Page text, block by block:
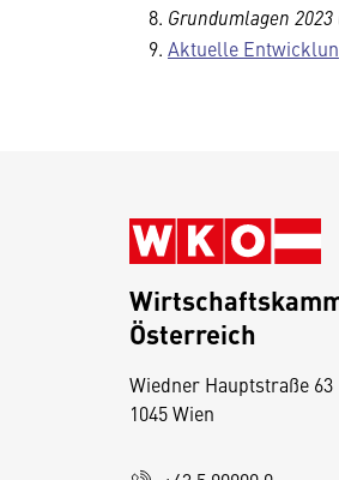
Grundumlagen
Aktuelle
Österreich
Wiedner Hauptstraße 63
1045 Wien